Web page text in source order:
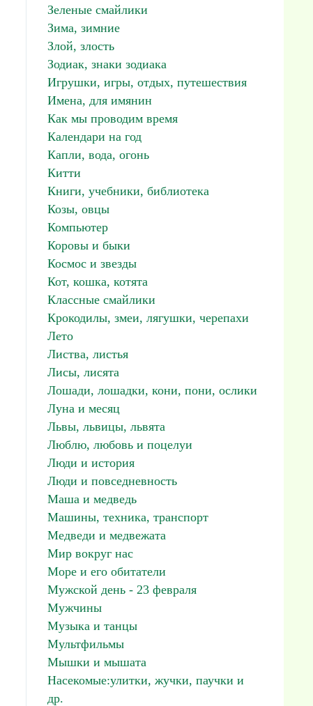
Зеленые смайлики
Зима, зимние
Злой, злость
Зодиак, знаки зодиака
Игрушки, игры, отдых, путешествия
Имена, для имянин
Как мы проводим время
Календари на год
Капли, вода, огонь
Китти
Книги, учебники, библиотека
Козы, овцы
Компьютер
Коровы и быки
Космос и звезды
Кот, кошка, котята
Классные смайлики
Крокодилы, змеи, лягушки, черепахи
Лето
Листва, листья
Лисы, лисята
Лошади, лошадки, кони, пони, ослики
Луна и месяц
Львы, львицы, львята
Люблю, любовь и поцелуи
Люди и история
Люди и повседневность
Маша и медведь
Машины, техника, транспорт
Медведи и медвежата
Мир вокруг нас
Море и его обитатели
Мужской день - 23 февраля
Мужчины
Музыка и танцы
Мультфильмы
Мышки и мышата
Насекомые:улитки, жучки, паучки и
др.